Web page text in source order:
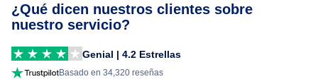
¿Qué dicen nuestros clientes sobre
nuestro servicio?
Genial | 4.2 Estrellas
Basado en 34,320 reseñas